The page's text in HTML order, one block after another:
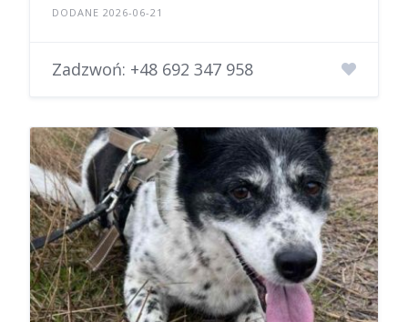
DODANE 2026-06-21
Zadzwoń: +48 692 347 958